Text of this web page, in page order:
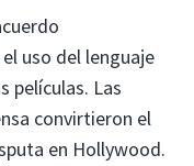
uso del lenguaje
películas. Las
convirtieron el
en Hollywood.